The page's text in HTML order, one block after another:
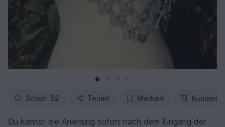
Schön 52 Teilen Merken
Du kannst die Anleitung sofort nach dem Eingang der